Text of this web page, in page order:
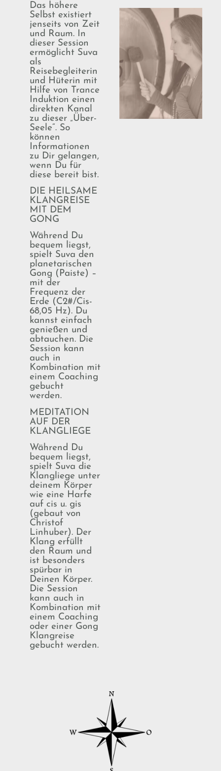
Das höhere
Selbst existiert
jenseits von Zeit
und Raum. In
dieser Session
ermöglicht Suva
als
Reisebegleiterin
und Hüterin mit
Hilfe von Trance
Induktion einen
direkten Kanal
zu dieser „Über-
Seele“. So
können
Informationen
zu Dir gelangen,
wenn Du für
diese bereit bist.
DIE HEILSAME
KLANGREISE
MIT DEM
GONG
Während Du
bequem liegst,
spielt Suva den
planetarischen
Gong (Paiste) –
mit der
Frequenz der
Erde (C2#/Cis-
68,05 Hz). Du
kannst einfach
genießen und
abtauchen. Die
Session kann
auch in
Kombination mit
einem Coaching
gebucht
werden.
MEDITATION
AUF DER
KLANGLIEGE
Während Du
bequem liegst,
spielt Suva die
Klangliege unter
deinem Körper
wie eine Harfe
auf cis u. gis
(gebaut von
Christof
Linhuber). Der
Klang erfüllt
den Raum und
ist besonders
spürbar in
Deinen Körper.
Die Session
kann auch in
Kombination mit
einem Coaching
oder einer Gong
Klangreise
gebucht werden.